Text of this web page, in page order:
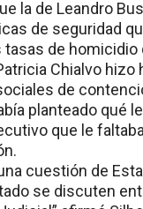
la de Leandro
de seguridad
de homicidio
Chialvo hizo
de
planteado qué
que le
cuestión de
se discuten